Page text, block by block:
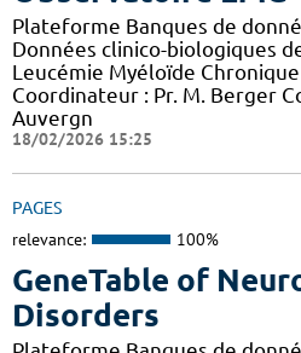
Plateforme Banques de
Données clinico-biologiques
Leucémie Myéloïde
Coordinateur : Pr. M. Berger
Auvergn
18/02/2026 15:25
PAGES
relevance: 100%
GeneTable of
Disorders